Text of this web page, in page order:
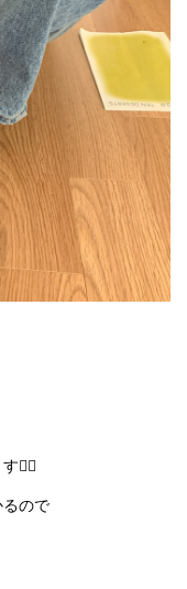
✍🏻
ので